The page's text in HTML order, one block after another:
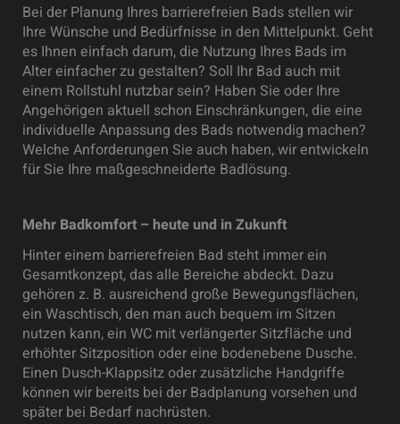
Bei der Planung Ihres barrierefreien Bads stellen wir
Ihre Wünsche und Bedürfnisse in den Mittelpunkt. Geht
es Ihnen einfach darum, die Nutzung Ihres Bads im
Alter einfacher zu gestalten? Soll Ihr Bad auch mit
einem Rollstuhl nutzbar sein? Haben Sie oder Ihre
Angehörigen aktuell schon Einschränkungen, die eine
individuelle Anpassung des Bads notwendig machen?
Welche Anforderungen Sie auch haben, wir entwickeln
für Sie Ihre maßgeschneiderte Badlösung.
Mehr Badkomfort – heute und in Zukunft
Hinter einem barrierefreien Bad steht immer ein
Gesamtkonzept, das alle Bereiche abdeckt. Dazu
gehören z. B. ausreichend große Bewegungsflächen,
ein Waschtisch, den man auch bequem im Sitzen
nutzen kann, ein WC mit verlängerter Sitzfläche und
erhöhter Sitzposition oder eine bodenebene Dusche.
Einen Dusch-Klappsitz oder zusätzliche Handgriffe
können wir bereits bei der Badplanung vorsehen und
später bei Bedarf nachrüsten.